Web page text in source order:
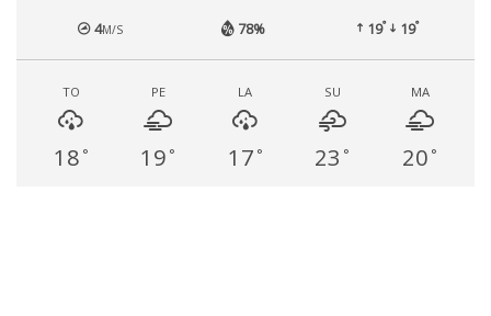
4M/S 78% 19° 19°
TO
18 °
PE
19 °
LA
17 °
SU
23 °
MA
20 °